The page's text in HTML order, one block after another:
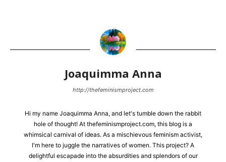
Joaquimma Anna
http://thefeminismproject.com
Hi my name Joaquimma Anna, and let's tumble down the rabbit
hole of thought! At thefeminismproject.com, this blog is a
whimsical carnival of ideas. As a mischievous feminism activist,
I'm here to juggle the narratives of women. This project? A
delightful escapade into the absurdities and splendors of our